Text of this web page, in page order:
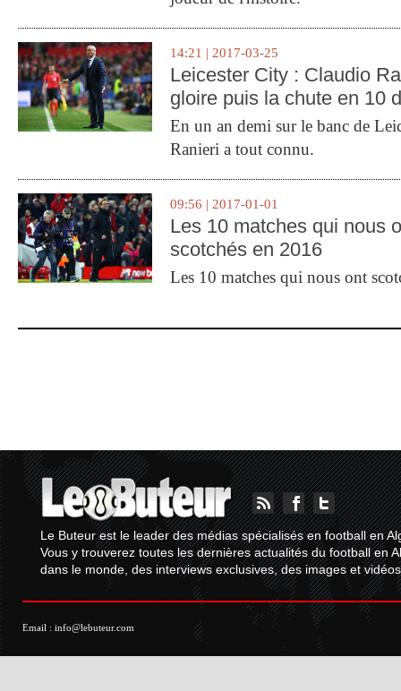
14:21 | 2017-03-25
Leicester City : Claudio
gloire puis la chute en 10
En un an demi sur le banc de
Ranieri a tout connu.
09:56 | 2017-01-01
Les 10 matches qui nous
scotchés en 2016
Les 10 matches qui nous ont
Le Buteur est le leader des médias spécialisés en football en
Vous y trouverez toutes les dernières actualités du football en
dans le monde, des interviews exclusives, des images et
Email : info@lebuteur.com